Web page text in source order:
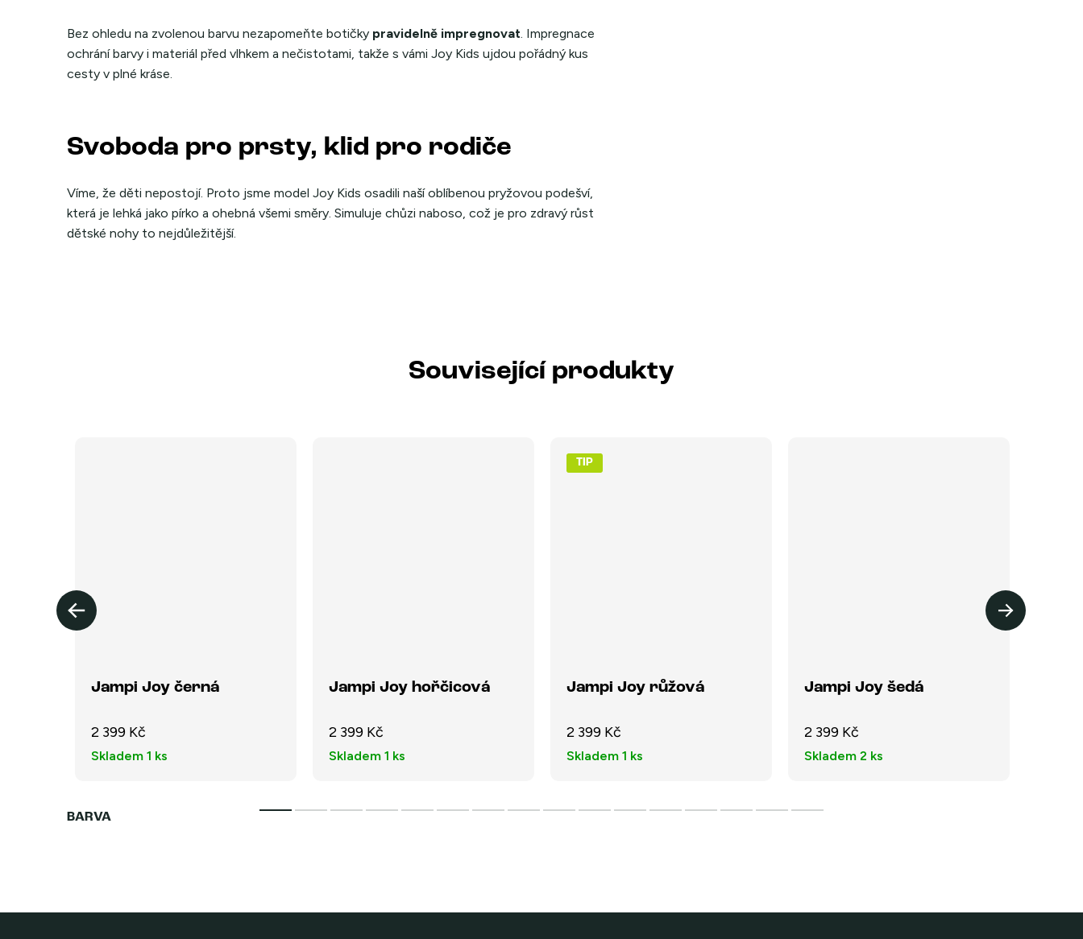
Bez ohledu na zvolenou barvu nezapomeňte botičky pravidelně impregnovat. Impregnace
ochrání barvy i materiál před vlhkem a nečistotami, takže s vámi Joy Kids ujdou pořádný kus
cesty v plné kráse.
Svoboda pro prsty, klid pro rodiče
Víme, že děti nepostojí. Proto jsme model Joy Kids osadili naší oblíbenou pryžovou podešví,
která je lehká jako pírko a ohebná všemi směry. Simuluje chůzi naboso, což je pro zdravý růst
dětské nohy to nejdůležitější.
Související produkty
Jampi Joy černá
2 399 Kč
Skladem 1 ks
Jampi Joy hořčicová
2 399 Kč
Skladem 1 ks
TIP
Jampi Joy růžová
2 399 Kč
Skladem 1 ks
Jampi Joy šedá
2 399 Kč
Skladem 2 ks